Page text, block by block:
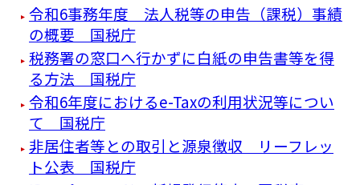
令和6事務年度 法人税等の申告（課税）事績
の概要 国税庁
税務署の窓口へ行かずに白紙の申告書等を得
る方法 国税庁
令和6年度におけるe-Taxの利用状況等につい
て 国税庁
非居住者等との取引と源泉徴収 リーフレッ
ト公表 国税庁